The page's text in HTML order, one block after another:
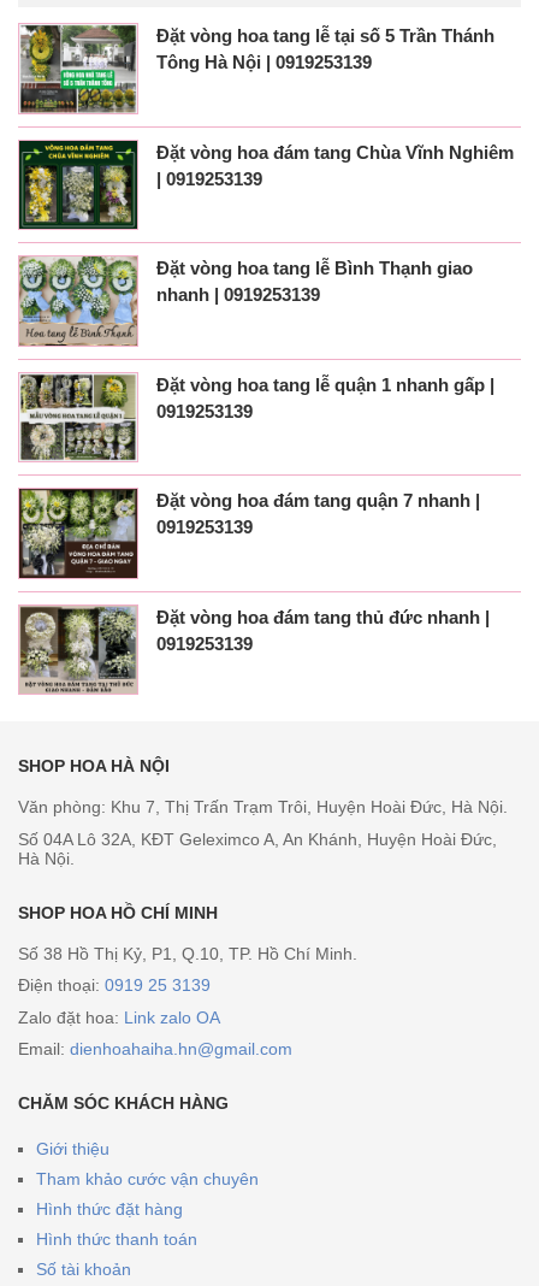
Đặt vòng hoa tang lễ tại số 5 Trần Thánh
Tông Hà Nội | 0919253139
Đặt vòng hoa đám tang Chùa Vĩnh Nghiêm
| 0919253139
Đặt vòng hoa tang lễ Bình Thạnh giao
nhanh | 0919253139
Đặt vòng hoa tang lễ quận 1 nhanh gấp |
0919253139
Đặt vòng hoa đám tang quận 7 nhanh |
0919253139
Đặt vòng hoa đám tang thủ đức nhanh |
0919253139
SHOP HOA HÀ NỘI
Văn phòng: Khu 7, Thị Trấn Trạm Trôi, Huyện Hoài Đức, Hà Nội.
Số 04A Lô 32A, KĐT Geleximco A, An Khánh, Huyện Hoài Đức,
Hà Nội.
SHOP HOA HỒ CHÍ MINH
Số 38 Hồ Thị Kỷ, P1, Q.10, TP. Hồ Chí Minh.
Điện thoại: 0919 25 3139
Zalo đặt hoa: Link zalo OA
Email: dienhoahaiha.hn@gmail.com
CHĂM SÓC KHÁCH HÀNG
Giới thiệu
Tham khảo cước vận chuyên
Hình thức đặt hàng
Hình thức thanh toán
Số tài khoản